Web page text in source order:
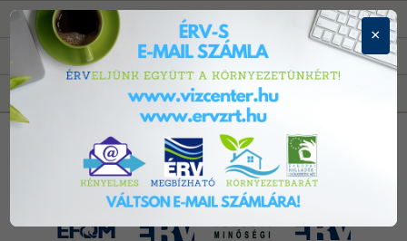
HIBAELHÁRÍTÁS
PÁLYÁZATOK
A VÍZRŐL
×